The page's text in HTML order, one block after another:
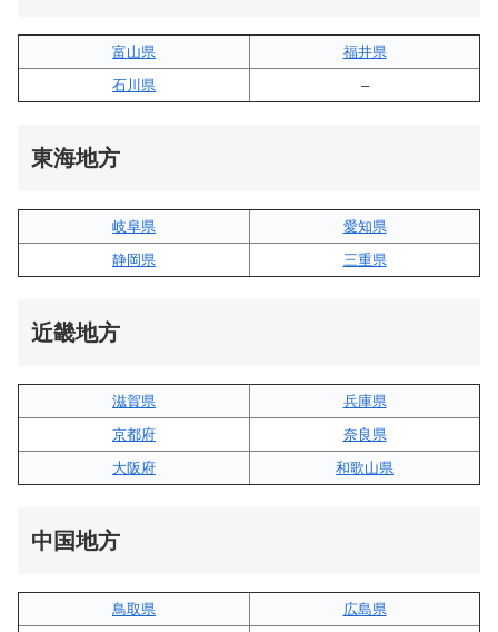
富山県
福井県
石川県
–
東海地方
岐阜県
愛知県
静岡県
三重県
近畿地方
滋賀県
兵庫県
京都府
奈良県
大阪府
和歌山県
中国地方
鳥取県
広島県